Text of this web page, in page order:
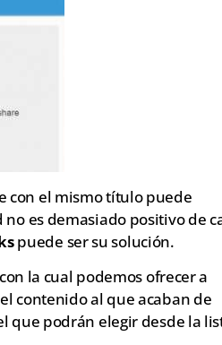
con el mismo título puede
es demasiado positivo de
puede ser su solución.
con la cual podemos ofrecer a
contenido al que acaban de
que podrán elegir desde la